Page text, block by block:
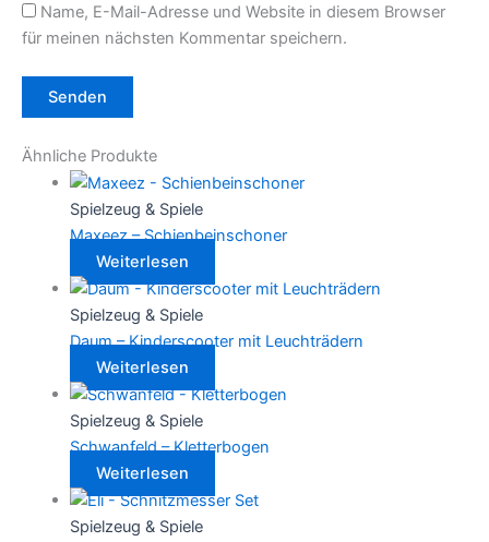
Name, E-Mail-Adresse und Website in diesem Browser
für meinen nächsten Kommentar speichern.
Ähnliche Produkte
Spielzeug & Spiele
Maxeez – Schienbeinschoner
Weiterlesen
Spielzeug & Spiele
Daum – Kinderscooter mit Leuchträdern
Weiterlesen
Spielzeug & Spiele
Schwanfeld – Kletterbogen
Weiterlesen
Spielzeug & Spiele